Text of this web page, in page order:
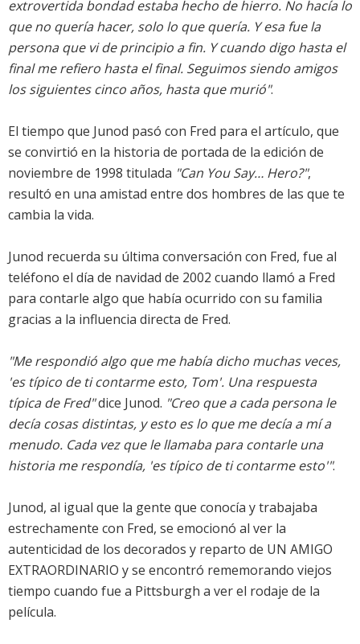
extrovertida bondad estaba hecho de hierro. No hacía lo
que no quería hacer, solo lo que quería. Y esa fue la
persona que vi de principio a fin. Y cuando digo hasta el
final me refiero hasta el final. Seguimos siendo amigos
los siguientes cinco años, hasta que murió".
El tiempo que Junod pasó con Fred para el artículo, que
se convirtió en la historia de portada de la edición de
noviembre de 1998 titulada "Can You Say… Hero?",
resultó en una amistad entre dos hombres de las que te
cambia la vida.
Junod recuerda su última conversación con Fred, fue al
teléfono el día de navidad de 2002 cuando llamó a Fred
para contarle algo que había ocurrido con su familia
gracias a la influencia directa de Fred.
"Me respondió algo que me había dicho muchas veces,
'es típico de ti contarme esto, Tom'. Una respuesta
típica de Fred"dice Junod. "Creo que a cada persona le
decía cosas distintas, y esto es lo que me decía a mí a
menudo. Cada vez que le llamaba para contarle una
historia me respondía, 'es típico de ti contarme esto'".
Junod, al igual que la gente que conocía y trabajaba
estrechamente con Fred, se emocionó al ver la
autenticidad de los decorados y reparto de UN AMIGO
EXTRAORDINARIO y se encontró rememorando viejos
tiempo cuando fue a Pittsburgh a ver el rodaje de la
película.